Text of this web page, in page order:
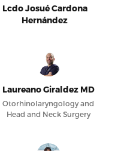
Lcdo Josué Cardona
Hernández
Laureano Giraldez MD
Otorhinolaryngology and
Head and Neck Surgery